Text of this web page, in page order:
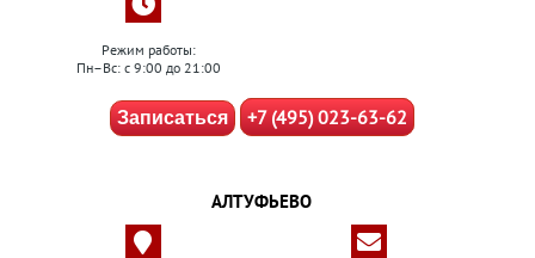
Режим работы:
Пн–Вс: с 9:00 до 21:00
Записаться +7 (495) 023-63-62
АЛТУФЬЕВО